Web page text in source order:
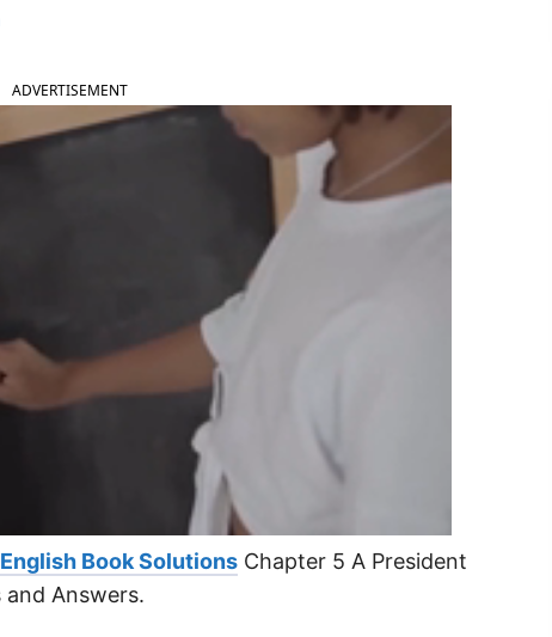
ADVERTISEMENT
Book Solutions Chapter 5 A President
and Answers.